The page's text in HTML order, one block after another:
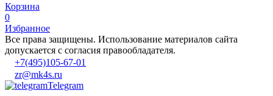
Корзина
0
Избранное
Все права защищены. Использование материалов сайта
допускается с согласия правообладателя.
+7(495)105-67-01
zr@mk4s.ru
Telegram